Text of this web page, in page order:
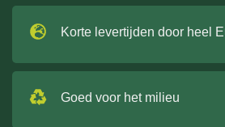
Korte levertijden door heel
Goed voor het milieu